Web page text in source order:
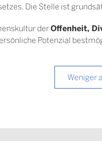
Die Stelle ist
derOffenheit,
Potenzial
Weniger